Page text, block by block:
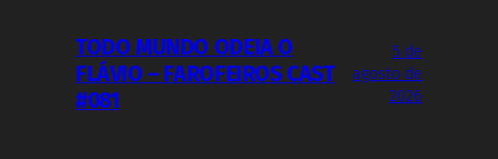
TODO MUNDO ODEIA O
FLÁVIO – FAROFEIROS CAST
#081
5 de
agosto de
2026